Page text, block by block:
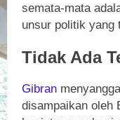
semata-mata
unsur politik yang
Tidak Ada
Gibran
disampaikan oleh